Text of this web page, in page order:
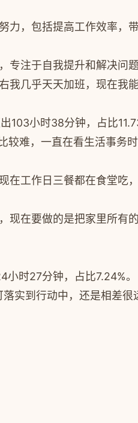
，包括提高工作效率
注于自我提升和解决问题
几乎天天加班，现在我
小时38分钟，占比
难，一直在看生活事务
工作日三餐都在食堂
在要做的是把家里所有
时27分钟，占比7.24%。
实到行动中，还是相差